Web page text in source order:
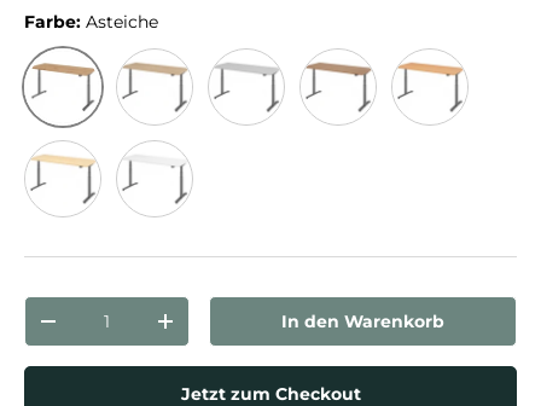
Farbe: Asteiche
Asteiche Eiche
Anzahl
Menge verringernMenge erhöhenIn den Warenkorb
Jetzt zum Checkout